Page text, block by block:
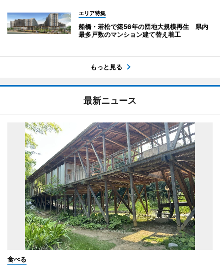
エリア特集
船橋・若松で築56年の団地大規模再生 県内
最多戸数のマンション建て替え着工
もっと見る
最新ニュース
食べる